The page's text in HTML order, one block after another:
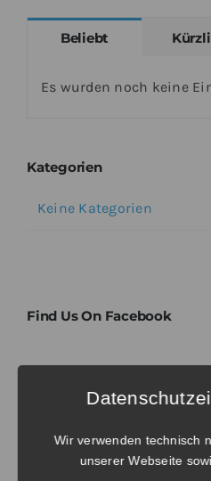
Download
Beliebt
Es wurden noch keine
Kategorien
Keine Kategorien
Find Us On Facebook
No tags to display.
Wir verwenden technisch
unserer Webseite